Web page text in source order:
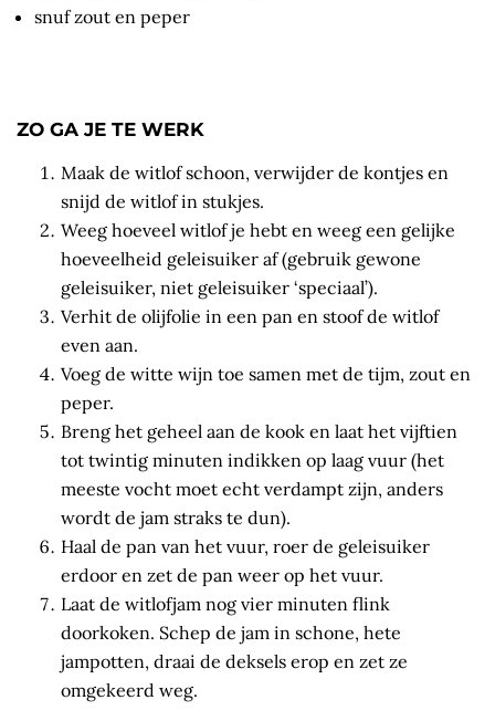
snuf zout en peper
ZO GA JE TE WERK
Maak de witlof schoon, verwijder de kontjes en
snijd de witlof in stukjes.
Weeg hoeveel witlof je hebt en weeg een gelijke
hoeveelheid geleisuiker af (gebruik gewone
geleisuiker, niet geleisuiker ‘speciaal’).
Verhit de olijfolie in een pan en stoof de witlof
even aan.
Voeg de witte wijn toe samen met de tijm, zout en
peper.
Breng het geheel aan de kook en laat het vijftien
tot twintig minuten indikken op laag vuur (het
meeste vocht moet echt verdampt zijn, anders
wordt de jam straks te dun).
Haal de pan van het vuur, roer de geleisuiker
erdoor en zet de pan weer op het vuur.
Laat de witlofjam nog vier minuten flink
doorkoken. Schep de jam in schone, hete
jampotten, draai de deksels erop en zet ze
omgekeerd weg.